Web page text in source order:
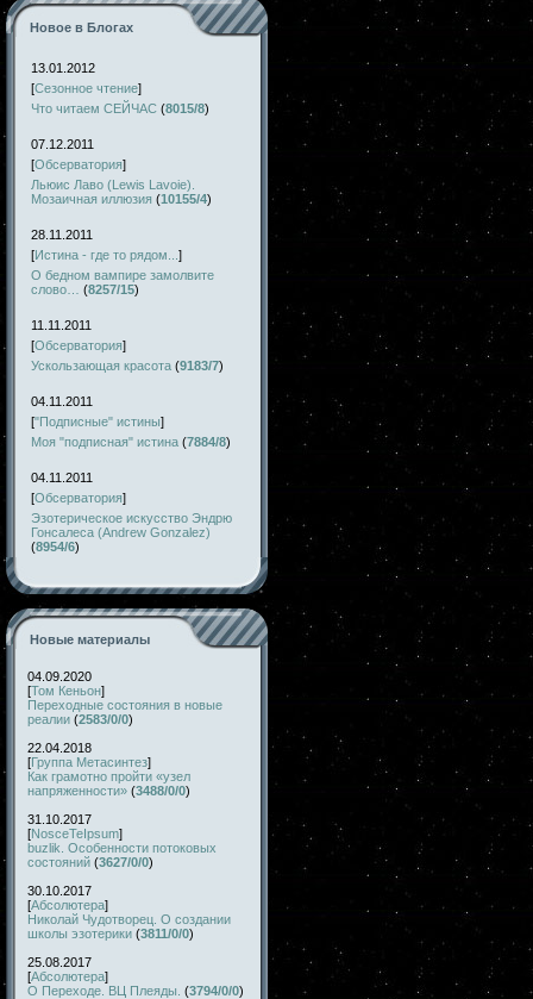
Новое в Блогах
13.01.2012
[Сезонное чтение]
Что читаем СЕЙЧАС (8015/8)
07.12.2011
[Обсерватория]
Льюис Лаво (Lewis Lavoie).
Мозаичная иллюзия (10155/4)
28.11.2011
[Истина - где то рядом... ]
О бедном вампире замолвите
слово…
(8257/15)
11.11.2011
[Обсерватория]
Ускользающая красота (9183/7)
04.11.2011
["Подписные" истины]
Моя "подписная" истина (7884/8)
04.11.2011
[Обсерватория]
Эзотерическое искусство Эндрю
Гонсалеса (Andrew Gonzalez)
(8954/6)
Новые материалы
04.09.2020
[Том Кеньон]
Переходные состояния в новые
реалии (2583/0/0)
22.04.2018
[Группа Метасинтез]
Как грамотно пройти «узел
напряженности» (3488/0/0)
31.10.2017
[NosceTeIpsum]
buzlik. Особенности потоковых
состояний (3627/0/0)
30.10.2017
[Абсолютера]
Николай Чудотворец. О создании
школы эзотерики (3811/0/0)
25.08.2017
[Абсолютера]
О Переходе. ВЦ Плеяды. (3794/0/0)